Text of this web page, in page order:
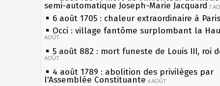
semi-automatique Joseph-Marie Jacquard 7
6 août 1705 : chaleur extraordinaire à Paris
Occi : village fantôme surplombant la
AOÛT
5 août 882 : mort funeste de Louis III, roi
AOÛT
4 août 1789 : abolition des privilèges par
l'Assemblée Constituante 4 AOÛT